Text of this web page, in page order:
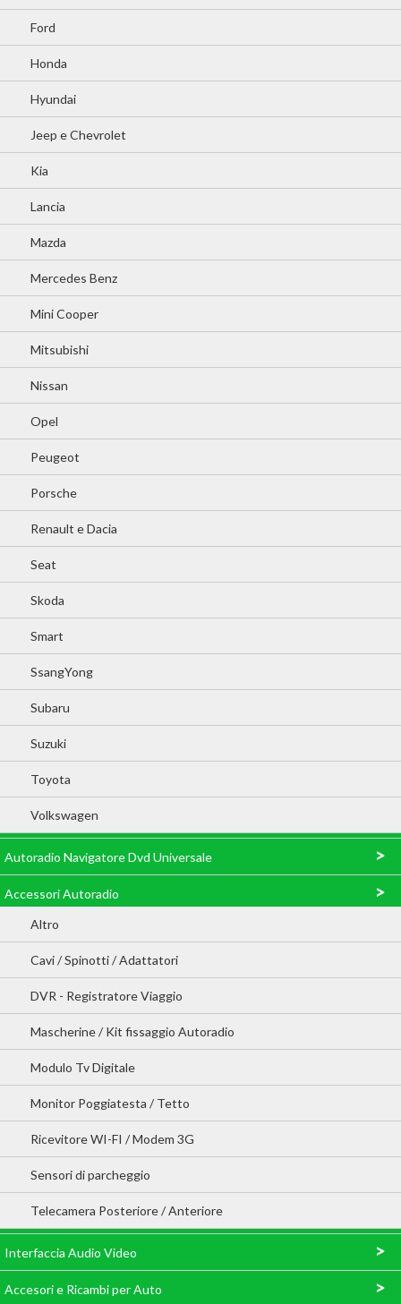
Ford
Honda
Hyundai
Jeep e Chevrolet
Kia
Lancia
Mazda
Mercedes Benz
Mini Cooper
Mitsubishi
Nissan
Opel
Peugeot
Porsche
Renault e Dacia
Seat
Skoda
Smart
SsangYong
Subaru
Suzuki
Toyota
Volkswagen
Autoradio Navigatore Dvd Universale >
Accessori Autoradio >
Altro
Cavi / Spinotti / Adattatori
DVR - Registratore Viaggio
Mascherine / Kit fissaggio Autoradio
Modulo Tv Digitale
Monitor Poggiatesta / Tetto
Ricevitore WI-FI / Modem 3G
Sensori di parcheggio
Telecamera Posteriore / Anteriore
Interfaccia Audio Video >
Accesori e Ricambi per Auto >